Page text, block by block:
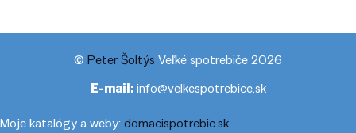
© Peter Šoltýs Veľké spotrebiče 2026
E-mail:info@velkespotrebice.sk
Moje katalógy a weby: domacispotrebic.sk